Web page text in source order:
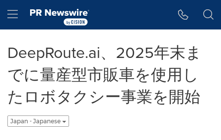
Hamburger menu
DeepRoute.ai、2025年末ま
でに量産型市販車を使用し
たロボタクシー事業を開始
Japan - Japanese